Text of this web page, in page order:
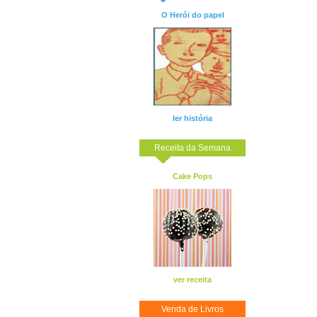
O Herói do papel
ler história
Receita da Semana
Cake Pops
ver receita
Venda de Livros